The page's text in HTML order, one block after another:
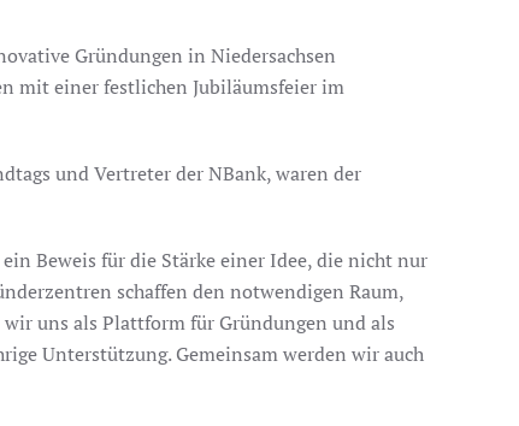
Gründungen in Niedersachsen
mit einer festlichen Jubiläumsfeier im
und Vertreter der NBank, waren der
Beweis für die Stärke einer Idee, die nicht nur
schaffen den notwendigen Raum,
uns als Plattform für Gründungen und als
Unterstützung. Gemeinsam werden wir auch